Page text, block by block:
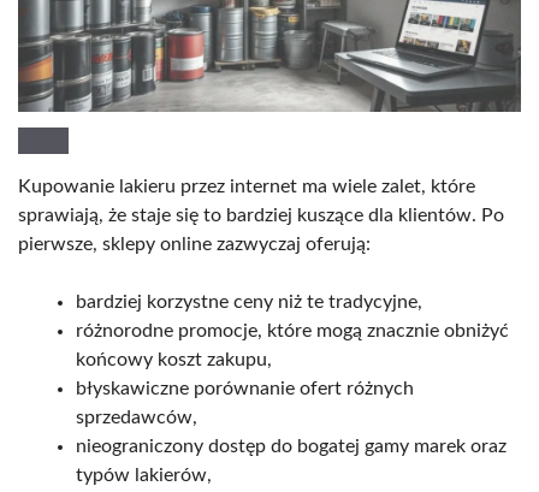
Kupowanie lakieru przez internet ma wiele zalet, które
sprawiają, że staje się to bardziej kuszące dla klientów. Po
pierwsze, sklepy online zazwyczaj oferują:
bardziej korzystne ceny niż te tradycyjne,
różnorodne promocje, które mogą znacznie obniżyć
końcowy koszt zakupu,
błyskawiczne porównanie ofert różnych
sprzedawców,
nieograniczony dostęp do bogatej gamy marek oraz
typów lakierów,